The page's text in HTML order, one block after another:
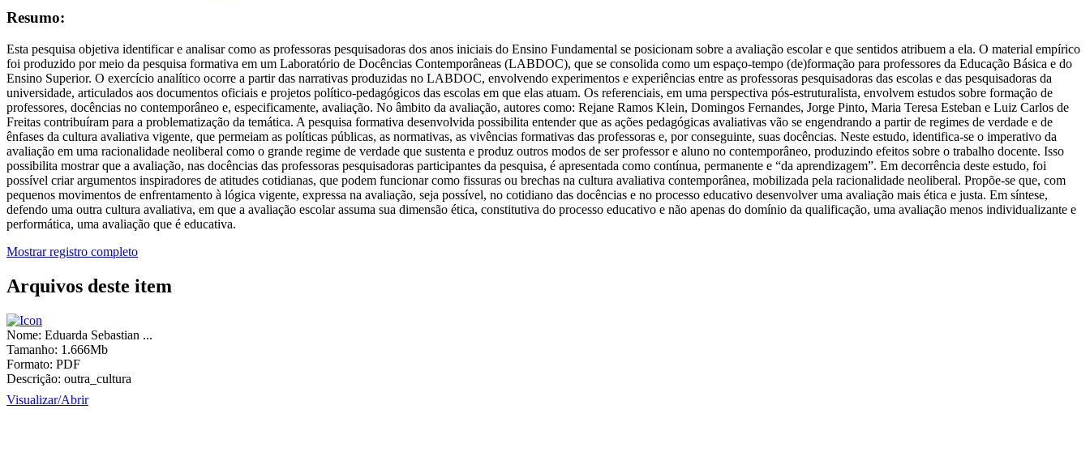
Resumo:
Esta pesquisa objetiva identificar e analisar como as professoras pesquisadoras dos anos iniciais do Ensino Fundamental se posicionam sobre a avaliação escolar e que sentidos atribuem a ela. O material empírico
foi produzido por meio da pesquisa formativa em um Laboratório de Docências Contemporâneas (LABDOC), que se consolida como um espaço-tempo (de)formação para professores da Educação Básica e do
Ensino Superior. O exercício analítico ocorre a partir das narrativas produzidas no LABDOC, envolvendo experimentos e experiências entre as professoras pesquisadoras das escolas e das pesquisadoras da
universidade, articulados aos documentos oficiais e projetos político-pedagógicos das escolas em que elas atuam. Os referenciais, em uma perspectiva pós-estruturalista, envolvem estudos sobre formação de
professores, docências no contemporâneo e, especificamente, avaliação. No âmbito da avaliação, autores como: Rejane Ramos Klein, Domingos Fernandes, Jorge Pinto, Maria Teresa Esteban e Luiz Carlos de
Freitas contribuíram para a problematização da temática. A pesquisa formativa desenvolvida possibilita entender que as ações pedagógicas avaliativas vão se engendrando a partir de regimes de verdade e de
ênfases da cultura avaliativa vigente, que permeiam as políticas públicas, as normativas, as vivências formativas das professoras e, por conseguinte, suas docências. Neste estudo, identifica-se o imperativo da
avaliação em uma racionalidade neoliberal como o grande regime de verdade que sustenta e produz outros modos de ser professor e aluno no contemporâneo, produzindo efeitos sobre o trabalho docente. Isso
possibilita mostrar que a avaliação, nas docências das professoras pesquisadoras participantes da pesquisa, é apresentada como contínua, permanente e “da aprendizagem”. Em decorrência deste estudo, foi
possível criar argumentos inspiradores de atitudes cotidianas, que podem funcionar como fissuras ou brechas na cultura avaliativa contemporânea, mobilizada pela racionalidade neoliberal. Propõe-se que, com
pequenos movimentos de enfrentamento à lógica vigente, expressa na avaliação, seja possível, no cotidiano das docências e no processo educativo desenvolver uma avaliação mais ética e justa. Em síntese,
defendo uma outra cultura avaliativa, em que a avaliação escolar assuma sua dimensão ética, constitutiva do processo educativo e não apenas do domínio da qualificação, uma avaliação menos individualizante e
performática, uma avaliação que é educativa.
Mostrar registro completo
Arquivos deste item
Nome: Eduarda Sebastian ...
Tamanho: 1.666Mb
Formato: PDF
Descrição: outra_cultura
Visualizar/Abrir